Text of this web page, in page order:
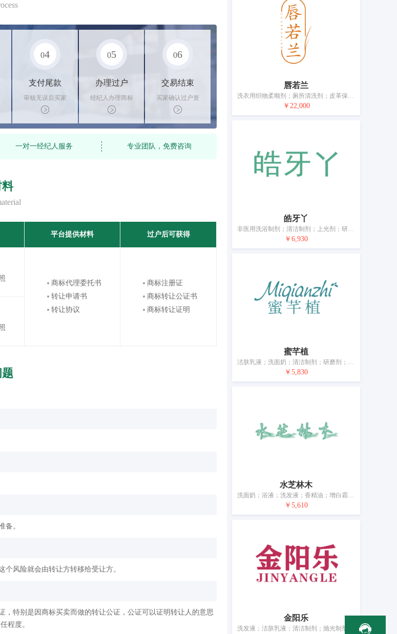
04
支付尾款
审核无误后买家
支付尾款，卖家
办理相关手续
05
办理过户
经纪人办理商标
转让手续，交付
相关证书
06
交易结束
买家确认过户资
料后，平台解冻
资金支付卖家
一对一经纪人服务 专业团队，免费咨询
平台提供材料 过户后可获得
商标代理委托书
转让申请书
转让协议
商标注册证
商标转让公证书
商标转让证明
题
备。
风险就会由转让方转移给受让方。
特别是因商标买卖而做的转让公证，公证可以证明转让人的意思
程度。
唇若兰
洗衣用织物柔顺剂；厕所清洗剂；皮革保护剂（上光）；香精油；香水；化妆品；假睫毛；牙膏；香；空气芳香剂
￥22,000
皓牙丫
非医用洗浴制剂；清洁制剂；上光剂；研磨膏；香精油；化妆品；牙膏；非医用漱口剂；牙齿美白贴；空气芳香剂
￥6,930
蜜芊植
洁肤乳液；洗面奶；清洁制剂；研磨剂；香精油；化妆品；美容面膜；牙膏；干花瓣与香料混合物；动物用化妆品
￥5,830
水芝林木
洗面奶；浴液；洗发液；香精油；增白霜；化妆品；去斑霜；粉刺霜；减肥用化妆品；牙膏
￥5,610
金阳乐